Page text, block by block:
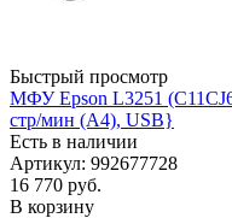
Быстрый просмотр
МФУ Epson L3251
стр/мин (А4), USB}
Есть в наличии
Артикул: 992677728
16 770 руб.
В корзину